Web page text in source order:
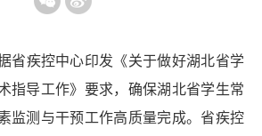
省疾控中心印发《关于做好湖北省学
指导工作》要求，确保湖北省学生常
监测与干预工作高质量完成。省疾控